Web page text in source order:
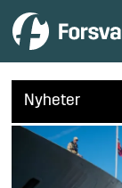
Nyheter